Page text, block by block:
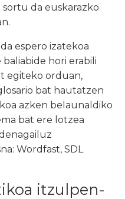
da euskarazko
espero izatekoa
hori erabili
egiteko orduan,
bat hautatzen
azken belaunaldiko
bat ere lotzea
Wordfast, SDL
itzulpen-